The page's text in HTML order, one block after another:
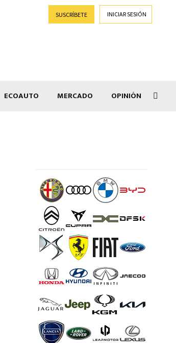
SUSCRÍBETE INICIAR SESIÓN
ECOAUTO MERCADO OPINIÓN